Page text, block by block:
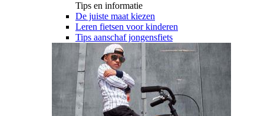
Tips en informatie
De juiste maat kiezen
Leren fietsen voor kinderen
Tips aanschaf jongensfiets